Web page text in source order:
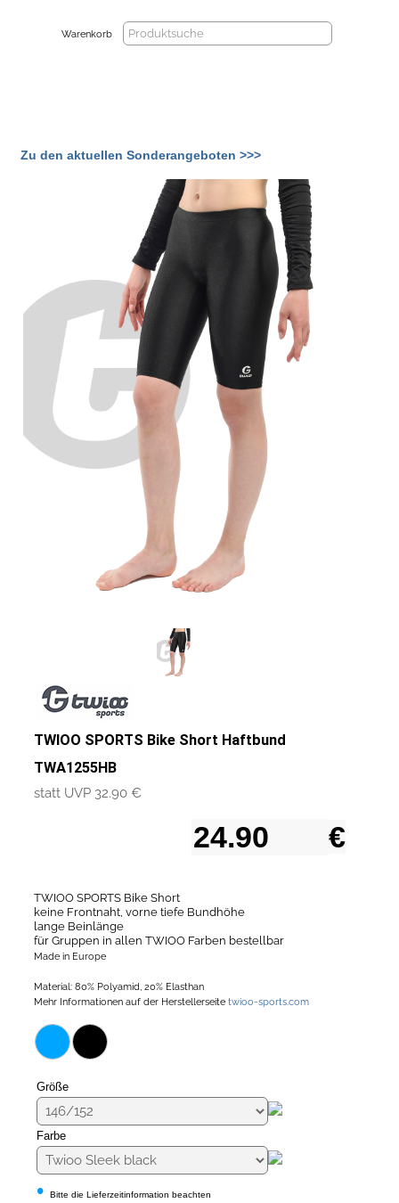
Warenkorb
Zu den aktuellen Sonderangeboten >>>
TWIOO SPORTS Bike Short Haftbund
TWA1255HB
statt UVP 32.90 €
€
TWIOO SPORTS Bike Short
keine Frontnaht, vorne tiefe Bundhöhe
lange Beinlänge
für Gruppen in allen TWIOO Farben bestellbar
Made in Europe
Material: 80% Polyamid, 20% Elasthan
Mehr Informationen auf der Herstellerseite twioo-sports.com
Größe
Farbe
• Bitte die Lieferzeitinformation beachten